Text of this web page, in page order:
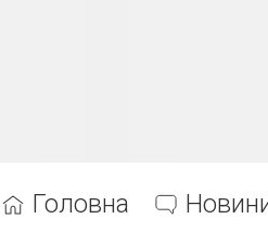
Головна